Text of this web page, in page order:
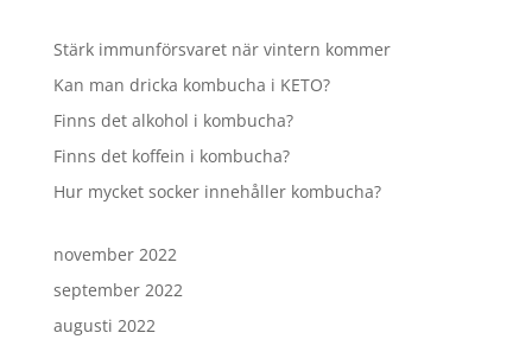
Stärk immunförsvaret när vintern kommer
Kan man dricka kombucha i KETO?
Finns det alkohol i kombucha?
Finns det koffein i kombucha?
Hur mycket socker innehåller kombucha?
november 2022
september 2022
augusti 2022